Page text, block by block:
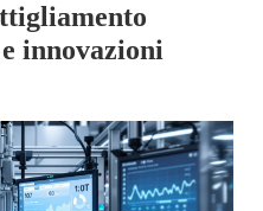
innovazioni